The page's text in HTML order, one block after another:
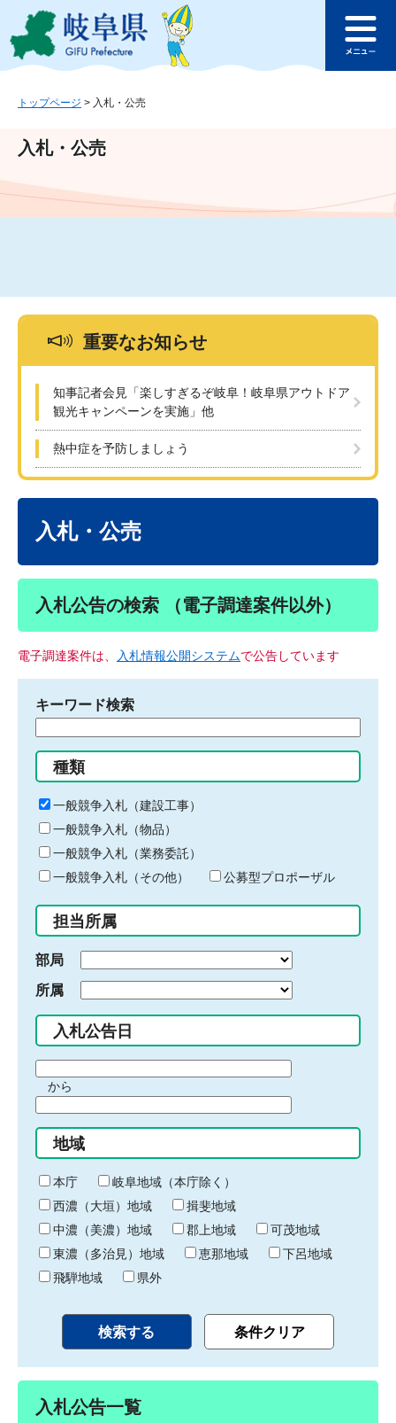
ジ
ュ
文
このページの本文へ
ュ
トップページ > 入札・公売
入札・公売
重要なお知らせ
知事記者会見「楽しすぎるぞ岐阜！岐阜県アウトドア
観光キャンペーンを実施」他
熱中症を予防しましょう
入札・公売
入札公告の検索 （電子調達案件以外）
電子調達案件は、 入札情報公開システムで公告しています
キーワード検索
る
キ
ー
ワ
ー
ド
入
力
種類
一般競争入札（建設工事）
一般競争入札（物品）
一般競争入札（業務委託）
一般競争入札（その他）
公募型プロポーザル
担当所属
部局
所属
入札公告日
間
始
り
から
間
終
わ
り
地域
本庁
岐阜地域（本庁除く）
西濃（大垣）地域
揖斐地域
中濃（美濃）地域
郡上地域
可茂地域
東濃（多治見）地域
恵那地域
下呂地域
飛騨地域
県外
入札公告一覧